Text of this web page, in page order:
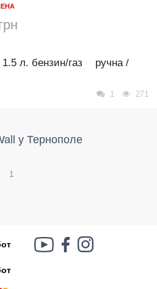
корабель, іди нах..й!
1.5 л. бензин/газ
ручна /
1 271
у Тернополе
1